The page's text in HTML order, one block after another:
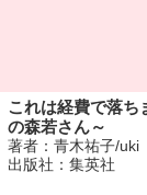
これは経費で落
の森若さん～
著者：青木祐子/uki
出版社：集英社